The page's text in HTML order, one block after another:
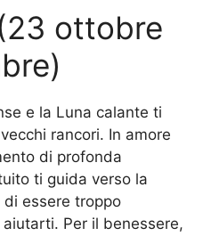
ottobre
e la Luna calante ti
rancori. In amore
di profonda
ti guida verso la
essere troppo
Per il benessere,